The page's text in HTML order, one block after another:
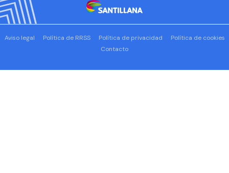
Aviso legal Política de RRSS Política de privacidad
Política de cookies
Contacto